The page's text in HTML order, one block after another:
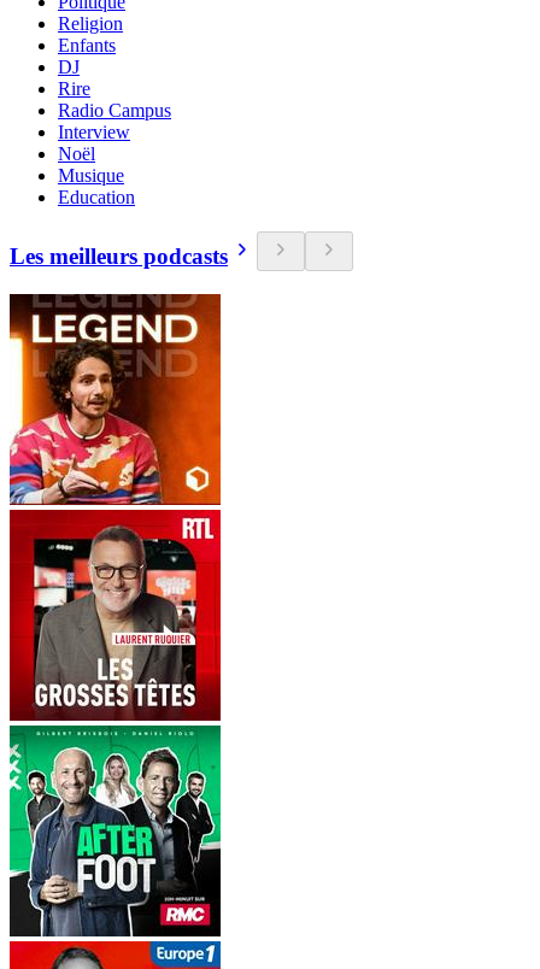
Religion
Enfants
DJ
Rire
Radio Campus
Interview
Noël
Musique
Education
Les meilleurs podcasts